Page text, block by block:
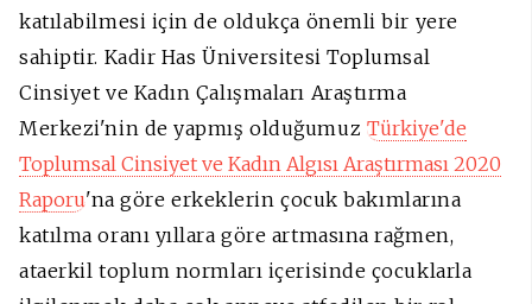
katılabilmesi için de oldukça önemli bir yere
sahiptir. Kadir Has Üniversitesi Toplumsal
Cinsiyet ve Kadın Çalışmaları Araştırma
Merkezi'nin de yapmış olduğumuz Türkiye'de
Toplumsal Cinsiyet ve Kadın Algısı Araştırması 2020
Raporu'na göre erkeklerin çocuk bakımlarına
katılma oranı yıllara göre artmasına rağmen,
ataerkil toplum normları içerisinde çocuklarla